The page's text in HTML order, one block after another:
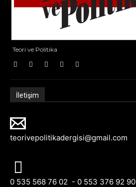
Teori ve Politika
İletişim
teorivepolitikadergisi@gmail.com
0 535 568 76 02 - 0 553 376 92 90